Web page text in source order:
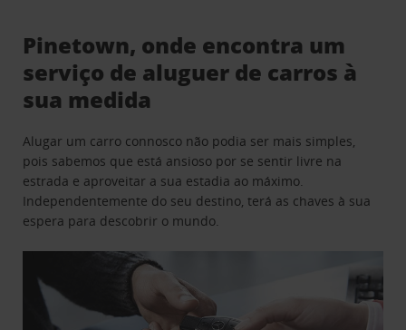
Pinetown, onde encontra um
serviço de aluguer de carros à
sua medida
Alugar um carro connosco não podia ser mais simples,
pois sabemos que está ansioso por se sentir livre na
estrada e aproveitar a sua estadia ao máximo.
Independentemente do seu destino, terá as chaves à sua
espera para descobrir o mundo.